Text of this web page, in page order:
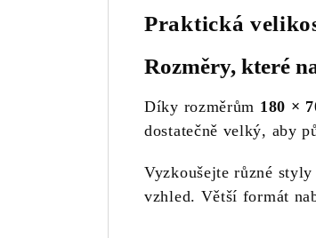
Praktická
Rozměry, které
Díky rozměrům 180 ×
dostatečně velký, aby
Vyzkoušejte různé
vzhled. Větší formát